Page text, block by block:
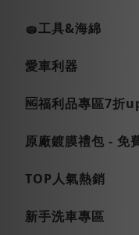
🧽工具&海綿
愛車利器
🆖福利品專區7折
原廠鍍膜禮包 - 免
TOP人氣熱銷
新手洗車專區